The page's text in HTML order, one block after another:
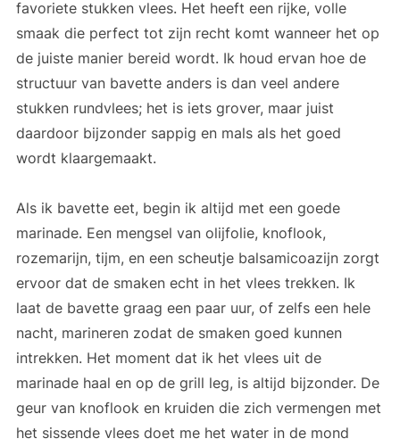
favoriete stukken vlees. Het heeft een rijke, volle
smaak die perfect tot zijn recht komt wanneer het op
de juiste manier bereid wordt. Ik houd ervan hoe de
structuur van bavette anders is dan veel andere
stukken rundvlees; het is iets grover, maar juist
daardoor bijzonder sappig en mals als het goed
wordt klaargemaakt.
Als ik bavette eet, begin ik altijd met een goede
marinade. Een mengsel van olijfolie, knoflook,
rozemarijn, tijm, en een scheutje balsamicoazijn zorgt
ervoor dat de smaken echt in het vlees trekken. Ik
laat de bavette graag een paar uur, of zelfs een hele
nacht, marineren zodat de smaken goed kunnen
intrekken. Het moment dat ik het vlees uit de
marinade haal en op de grill leg, is altijd bijzonder. De
geur van knoflook en kruiden die zich vermengen met
het sissende vlees doet me het water in de mond